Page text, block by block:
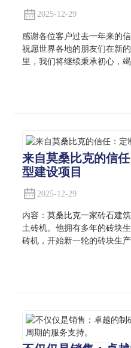
2025-12-29
感谢各位客户过去一年来的
祝愿世界各地的朋友们在新
里，我们将继续秉承初心，
来自莫桑比克的信
型建设项目
2025-12-29
内容：莫桑比克一家砖石建
土砖机。他拥有多年的砖块
砖机，开始新一轮的砖块生